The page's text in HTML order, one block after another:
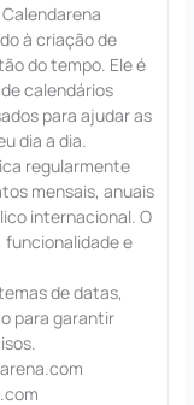
à criação de
do tempo. Ele é
calendários
para ajudar as
dia a dia.
regularmente
mensais, anuais
internacional. O
e
de datas,
para garantir